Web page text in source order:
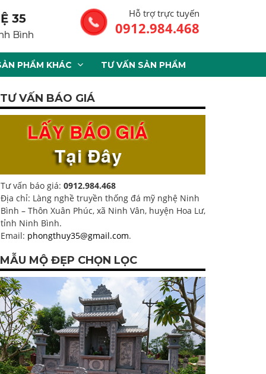
35
Bình
Hỗ trợ trực tuyến
0912.984.468
PHẨM KHÁC TƯ VẤN SẢN PHẨM
TƯ VẤN BÁO GIÁ
Tư vấn báo giá: 0912.984.468
Địa chỉ: Làng nghề truyền thống đá mỹ nghệ Ninh
Bình – Thôn Xuân Phúc, xã Ninh Vân, huyện Hoa Lư,
tỉnh Ninh Bình.
Email: phongthuy35@gmail.com.
MẪU MỘ ĐẸP CHỌN LỌC